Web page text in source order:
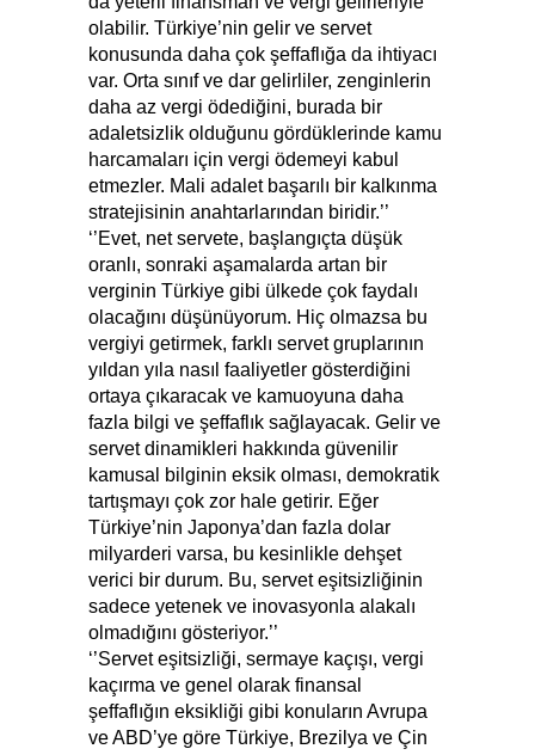
olabilir. Türkiye’nin gelir ve servet
konusunda daha çok şeffaflığa da ihtiyacı
var. Orta sınıf ve dar gelirliler, zenginlerin
daha az vergi ödediğini, burada bir
adaletsizlik olduğunu gördüklerinde kamu
harcamaları için vergi ödemeyi kabul
etmezler. Mali adalet başarılı bir kalkınma
stratejisinin anahtarlarından biridir.’’
‘’Evet, net servete, başlangıçta düşük
oranlı, sonraki aşamalarda artan bir
verginin Türkiye gibi ülkede çok faydalı
olacağını düşünüyorum. Hiç olmazsa bu
vergiyi getirmek, farklı servet gruplarının
yıldan yıla nasıl faaliyetler gösterdiğini
ortaya çıkaracak ve kamuoyuna daha
fazla bilgi ve şeffaflık sağlayacak. Gelir ve
servet dinamikleri hakkında güvenilir
kamusal bilginin eksik olması, demokratik
tartışmayı çok zor hale getirir. Eğer
Türkiye’nin Japonya’dan fazla dolar
milyarderi varsa, bu kesinlikle dehşet
verici bir durum. Bu, servet eşitsizliğinin
sadece yetenek ve inovasyonla alakalı
olmadığını gösteriyor.’’
‘’Servet eşitsizliği, sermaye kaçışı, vergi
kaçırma ve genel olarak finansal
şeffaflığın eksikliği gibi konuların Avrupa
ve ABD’ye göre Türkiye, Brezilya ve Çin